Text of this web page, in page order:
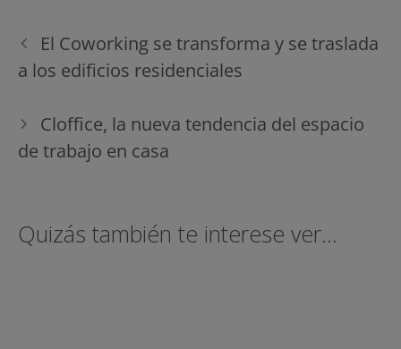
Navegación
de
entradas
El Coworking se transforma y se traslada
a los edificios residenciales
Cloffice, la nueva tendencia del espacio
de trabajo en casa
Quizás también te interese ver...